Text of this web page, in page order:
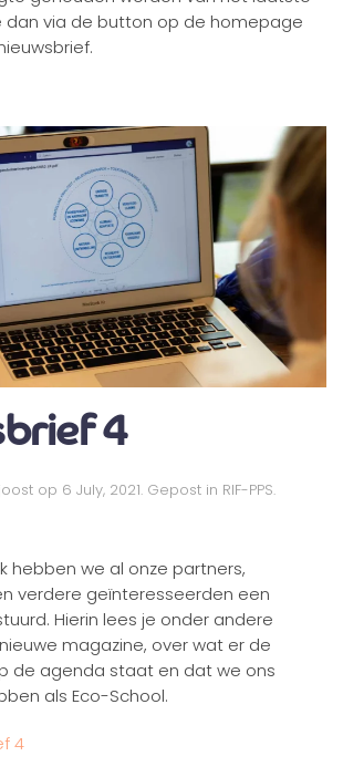
dan via de button op de homepage
4
joost op 6 July, 2021. Gepost in RIF-PPS.
hebben we al onze partners,
verdere geïnteresseerden een
Hierin lees je onder andere
magazine, over wat er de
de agenda staat en dat we ons
als Eco-School.
4